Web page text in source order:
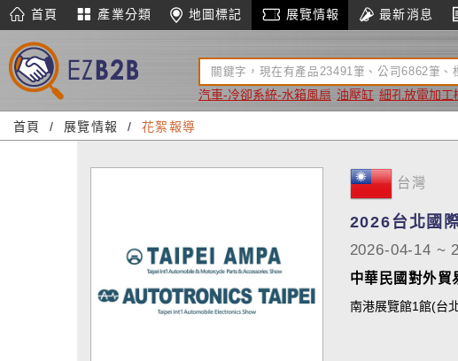
首頁 產業分類 地圖標記 展覽情報 最新消息
汽車-冷卻系統-水箱風扇 油壓缸 細孔放電加工
首頁 展覽情報 花絮報導
台灣
2026台北國
2026-04-14 ~
中華民國對外貿
南港展覽館1館(台